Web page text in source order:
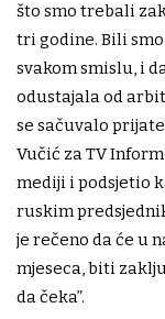
što smo trebali
tri godine. Bili
svakom smislu, i
odustajala od
se sačuvalo
Vučić za TV
mediji i podsjetio
ruskim
je rečeno da će u
mjeseca, biti
da čeka”.